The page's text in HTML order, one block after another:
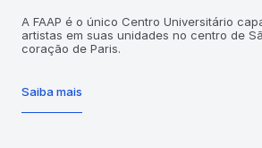
A FAAP é o único Centro Universitário
artistas em suas unidades no centro de
coração de Paris.
Saiba mais